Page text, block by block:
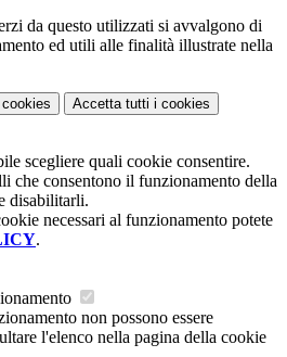
da questo utilizzati si avvalgono di
ed utili alle finalità illustrate nella
Accetta tutti i cookies
scegliere quali cookie consentire.
che consentono il funzionamento della
disabilitarli.
necessari al funzionamento potete
.
non possono essere
l'elenco nella pagina della cookie